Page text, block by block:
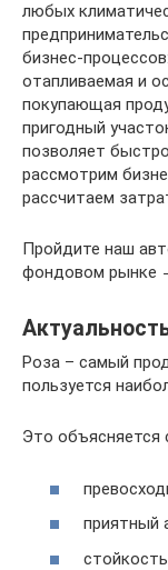
любых
бизнес-
отапливаемая и
покупающая
пригодный
позволяет
рассмотрим
рассчитаем
Пройдите наш
фондовом рынке
Роза – самый
пользуется
Это
приятный